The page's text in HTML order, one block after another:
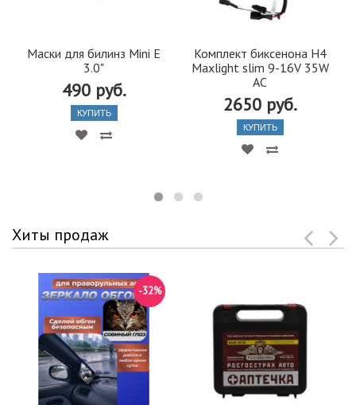
Маски для билинз Mini E
3.0"
490 руб.
КУПИТЬ
Комплект биксенона H4
Maxlight slim 9-16V 35W
AC
2650 руб.
КУПИТЬ
Хиты продаж
-32%